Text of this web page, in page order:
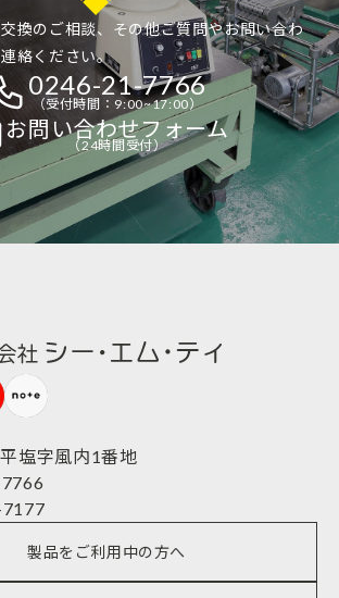
換のご相談、その他ご質問やお問い合わ
絡ください。
0246-21-7766
（受付時間：9:00~17:00）
お問い合わせフォーム
（24時間受付）
塩字風内1番地​​​​​​​
製品をご利用中の方へ